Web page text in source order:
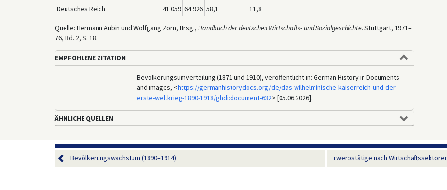
Deutsches Reich
41 059 64 926 58,1 11,8
Quelle: Hermann Aubin und Wolfgang Zorn, Hrsg., Handbuch der deutschen Wirtschafts- und Sozialgeschichte. Stuttgart, 1971–
76, Bd. 2, S. 18.
EMPFOHLENE ZITATION
Bevölkerungsumverteilung (1871 und 1910), veröffentlicht in: German History in Documents
and Images, <https://germanhistorydocs.org/de/das-wilhelminische-kaiserreich-und-der-
erste-weltkrieg-1890-1918/ghdi:document-632> [05.06.2026].
ÄHNLICHE QUELLEN
Bevölkerungswachstum (1890–1914) Erwerbstätige nach